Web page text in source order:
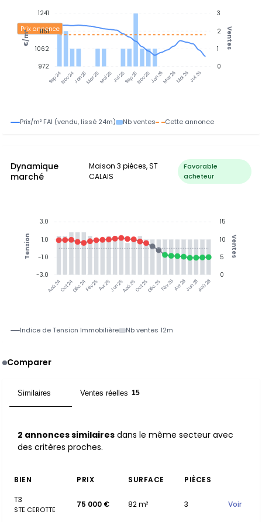
Sep 24Nov 24Jan 25Mar 25Mai 25Jul 25Sep 25Nov 25Jan 26Mar 26Mai 26Jul 26
Prix annonce
3
2
1
0
Ventes
1241
1151
1062
972
€/m²
Prix/m² FAI (vendu, lissé 24m) Nb ventes Cette annonce
Dynamique
marché
Maison 3 pièces, ST
CALAIS
Favorable
acheteur
Aoû 24Oct 24Déc 24Fév 25Avr 25Jun 25Aoû 25Oct 25Déc 25Fév 26Avr 26Jun 26Aoû 26
15
10
5
0
Ventes
3.0
1.0
-1.0
-3.0
Tension
Indice de Tension Immobilière Nb ventes 12m
Comparer
Similaires Ventes réelles 15
2 annonces similaires dans le même secteur avec
des critères proches.
BIEN PRIX SURFACE
PIÈCES
T3
STE CEROTTE
75 000 € 82 m² 3 Voir